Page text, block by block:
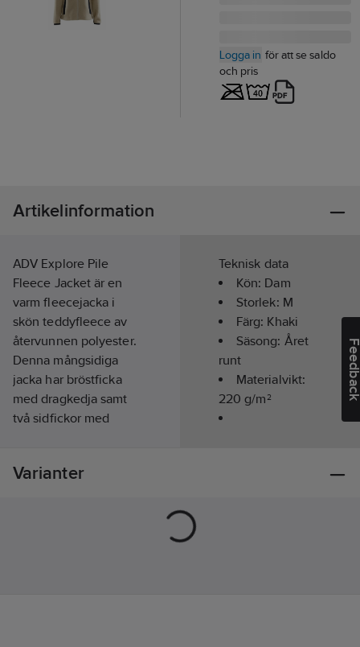
Logga in för att se saldo
och pris
Artikelinformation
ADV Explore Pile
Fleece Jacket är en
varm fleecejacka i
skön teddyfleece av
återvunnen polyester.
Denna mångsidiga
jacka har bröstficka
med dragkedja samt
två sidfickor med
återvunnen polyester
Teknisk data
Kön: Dam
Storlek: M
Färg: Khaki
Säsong: Året
runt
Materialvikt:
220 g/m²
Varianter